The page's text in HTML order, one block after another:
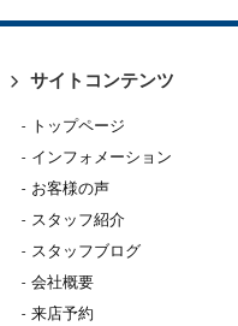
サイトコンテンツ
トップページ
インフォメーション
お客様の声
スタッフ紹介
スタッフブログ
会社概要
来店予約